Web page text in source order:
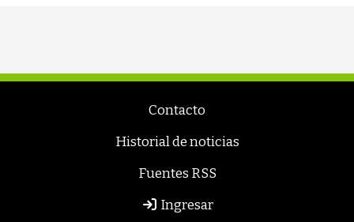
Contacto
Historial de noticias
Fuentes RSS
Ingresar